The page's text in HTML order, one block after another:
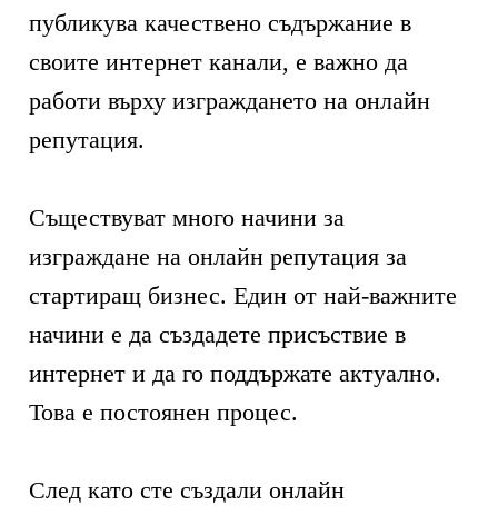
публикува качествено съдържание в
своите интернет канали, е важно да
работи върху изграждането на онлайн
репутация.
Съществуват много начини за
изграждане на онлайн репутация за
стартиращ бизнес. Един от най-важните
начини е да създадете присъствие в
интернет и да го поддържате актуално.
Това е постоянен процес.
След като сте създали онлайн